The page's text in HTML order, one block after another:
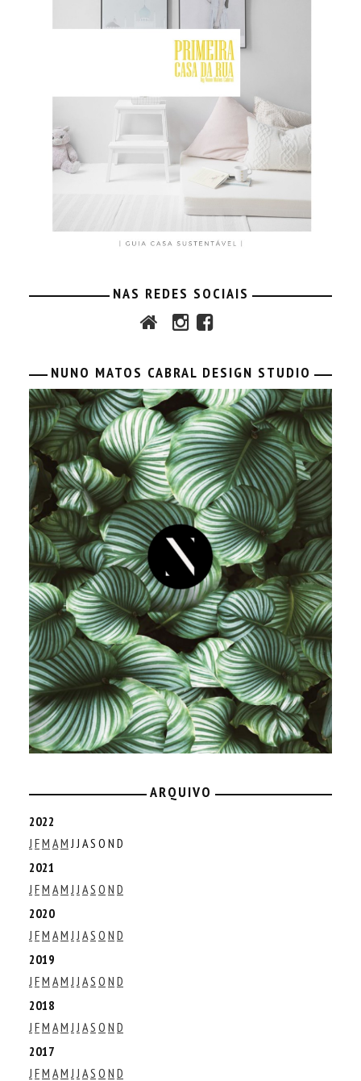
NAS REDES SOCIAIS
NUNO MATOS CABRAL DESIGN STUDIO
ARQUIVO
2022
J FM AM J J AS O N D
2021
J FM AM J J AS O N D
2020
J FM AM J J AS O N D
2019
J FM AM J J AS O N D
2018
J FM AM J J AS O N D
2017
J FM AM J J AS O N D